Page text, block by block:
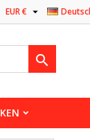
EUR € 
